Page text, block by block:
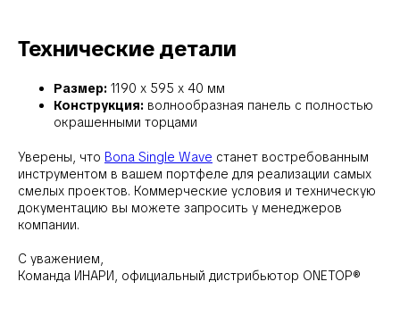
Технические детали
Размер: 1190 x 595 х 40 мм
Конструкция: волнообразная панель с полностью
окрашенными торцами
Уверены, что Bona Single Wave станет востребованным
инструментом в вашем портфеле для реализации самых
смелых проектов. Коммерческие условия и техническую
документацию вы можете запросить у менеджеров
компании.
С уважением,
Команда ИНАРИ, официальный дистрибьютор ONETOP®